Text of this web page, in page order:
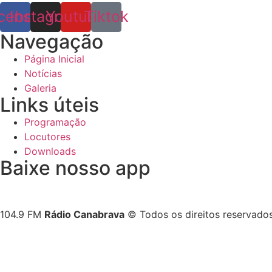
Instagram
YoutubeTiktok
Navegação
Página Inicial
Notícias
Galeria
Links úteis
Programação
Locutores
Downloads
Baixe nosso app
104.9 FM Rádio Canabrava © Todos os direitos